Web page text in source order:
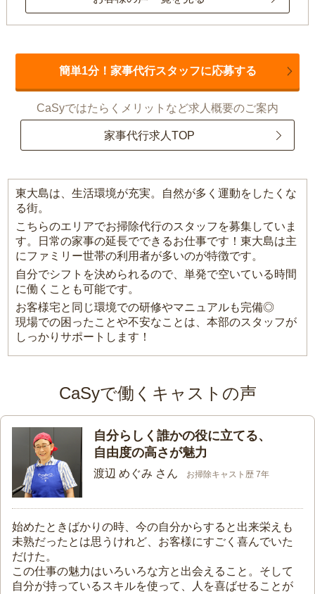
簡単1分！家事代行スタッフに応募する
CaSyではたらくメリットなど求人概要のご案内
家事代行求人TOP
東大島は、生活環境が充実。自然が多く運動をしたくな
る街。
こちらのエリアでお掃除代行のスタッフを募集していま
す。日常の家事の延長でできるお仕事です！東大島は主
にファミリー世帯の利用者が多いのが特徴です。
自分でシフトを決められるので、単発で空いている時間
に働くことも可能です。
お客様宅と同じ環境での研修やマニュアルも完備◎
現場での困ったことや不安なことは、本部のスタッフが
しっかりサポートします！
CaSyで働くキャストの声
自分らしく誰かの役に立てる、
自由度の高さが魅力
渡辺 めぐみ さん お掃除キャスト歴 7年
始めたときばかりの時、今の自分からすると出来栄えも
未熟だったとは思うけれど、お客様にすごく喜んでいた
だけた。
この仕事の魅力はいろいろな方と出会えること。そして
自分が持っているスキルを使って、人を喜ばせることが